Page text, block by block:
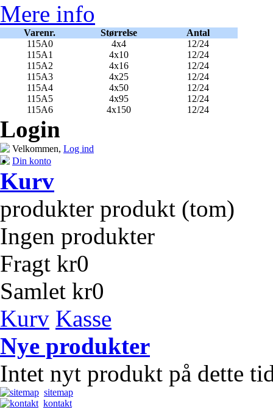
Mere info
Varenr. Størrelse
Antal
115A0
4x4
12/24
115A1
4x10
12/24
115A2
4x16
12/24
115A3
4x25
12/24
115A4
4x50
12/24
115A5
4x95
12/24
115A6
4x150 12/24
Login
Velkommen, Log ind
Din konto
Kurv
produkter produkt (tom)
Ingen produkter
Fragt kr0
Samlet kr0
Kurv Kasse
Nye produkter
Intet nyt produkt på dette
sitemap
kontakt